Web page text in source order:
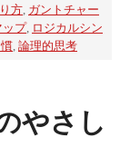
方, ガントチャー
ップ, ロジカルシン
, 論理的思考
やさし